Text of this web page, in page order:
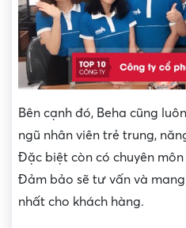
Bên cạnh đó, Beha cũng
ngũ nhân viên trẻ trung,
Đặc biệt còn có chuyên
Đảm bảo sẽ tư vấn và
nhất cho khách hàng.